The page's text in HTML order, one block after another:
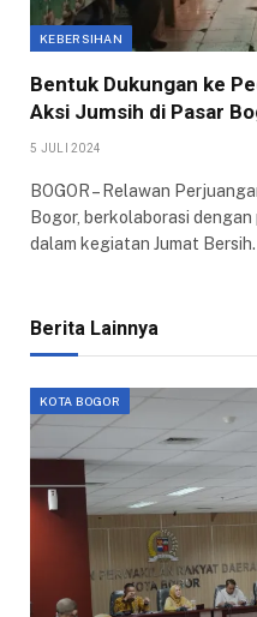
KEBERSIHAN
Bentuk Dukungan ke
Aksi Jumsih di Pasar
5 JULI 2024
BOGOR – Relawan
Bogor, berkolaborasi
dalam kegiatan Jumat
Berita Lainnya
KOTA BOGOR